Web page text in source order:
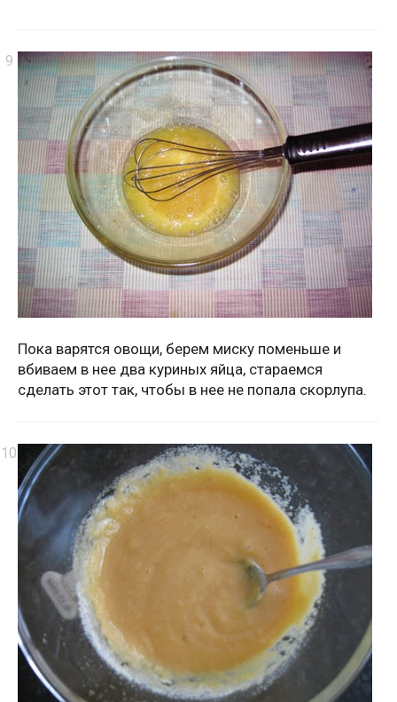
Пока варятся овощи, берем миску поменьше и
вбиваем в нее два куриных яйца, стараемся
сделать этот так, чтобы в нее не попала скорлупа.